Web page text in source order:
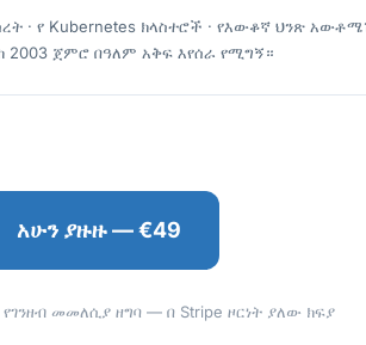
· የ Kubernetes ክላስተሮች · የእውቆኛ ህንጽ
2003 ጀምሮ በዓለም አቅፍ እየሰራ የሚግኝ።
አሁን ያዙዙ — €49
መመለሲያ ዘግባ — በ Stripe ዞርነት ያለው ክፍያ